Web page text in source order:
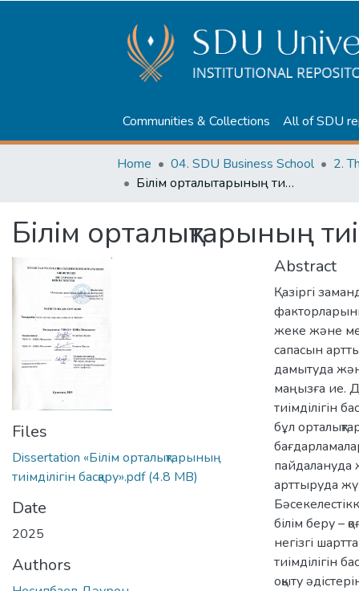
Communities & Collections All of SDU
Home 04. SDU Business School
2.
Білім орталықтарының тиімділігін басқару
Білім орталықтарының
Files
Dissertation «Білім орталықтарының
тиімділігін басқару».pdf(4.8 MB)
Date
2025
Authors
Abstract
Қазіргі
жеке және
сапасын
дамытуда
маңызға ие.
тиімділігін
бұл
пайдалануда
арттыруда
білім беру –
негізгі
тиімділігін
оқыту